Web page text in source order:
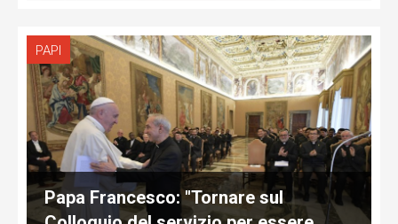
PAPI
Papa Francesco: "Tornare sul